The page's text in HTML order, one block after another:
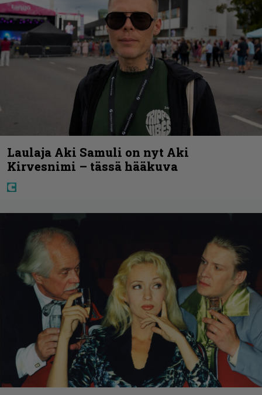
Laulaja Aki Samuli on nyt Aki
Kirvesnimi – tässä hääkuva